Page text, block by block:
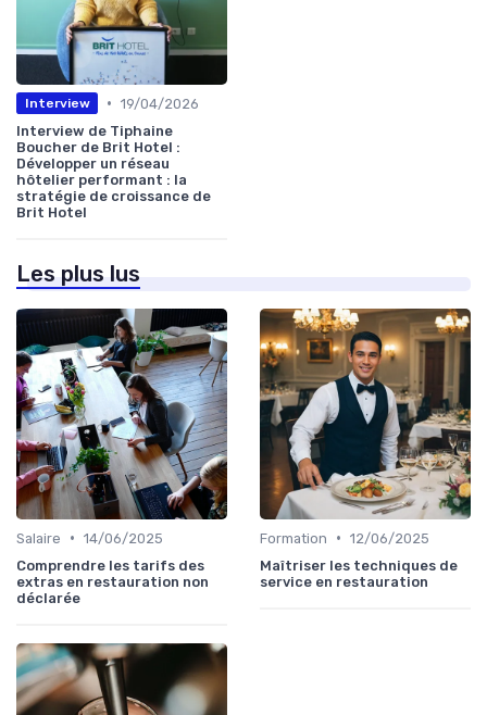
Interview • 19/04/2026
Interview de Tiphaine
Boucher de Brit Hotel :
Développer un réseau
hôtelier performant : la
stratégie de croissance de
Brit Hotel
Les plus lus
Salaire • 14/06/2025
Comprendre les tarifs des
extras en restauration non
déclarée
Formation • 12/06/2025
Maîtriser les techniques de
service en restauration